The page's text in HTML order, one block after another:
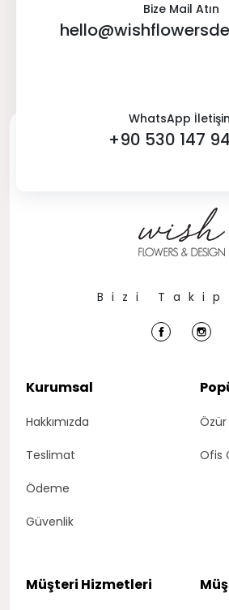
Bize Mail Atın
WhatsApp
+90 530 147
Kurumsal
Hakkımızda
Teslimat
Ödeme
Güvenlik
Ofis
Bizi Takip
Müşteri Hizmetleri